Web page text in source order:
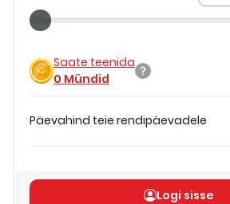
Saate teenida
0 Mündid
Päevahind teie rendipäevadele
Logi sisse